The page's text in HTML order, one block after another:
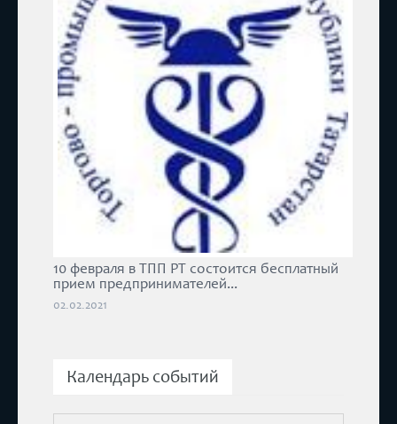
10 февраля в ТПП РТ состоится бесплатный
прием предпринимателей...
02.02.2021
Календарь событий